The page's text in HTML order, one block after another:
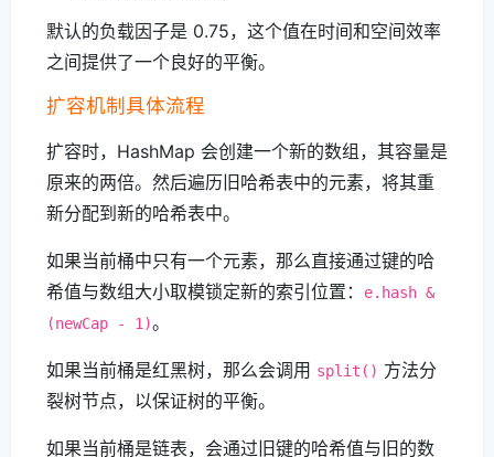
默认的负载因子是 0.75，这个值在时间和空间效率
之间提供了一个良好的平衡。
扩容机制具体流程
扩容时，HashMap 会创建一个新的数组，其容量是
原来的两倍。然后遍历旧哈希表中的元素，将其重
新分配到新的哈希表中。
如果当前桶中只有一个元素，那么直接通过键的哈
希值与数组大小取模锁定新的索引位置：
e.hash &
(newCap - 1)。
如果当前桶是红黑树，那么会调用 split() 方法分
裂树节点，以保证树的平衡。
如果当前桶是链表，会通过旧键的哈希值与旧的数